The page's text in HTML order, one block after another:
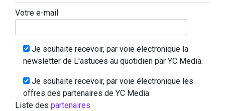
Votre e-mail
Je souhaite recevoir, par voie électronique la
newsletter de L'astuces au quotidien par YC Media.
Je souhaite recevoir, par voie électronique les
offres des partenaires de YC Media
Liste des partenaires